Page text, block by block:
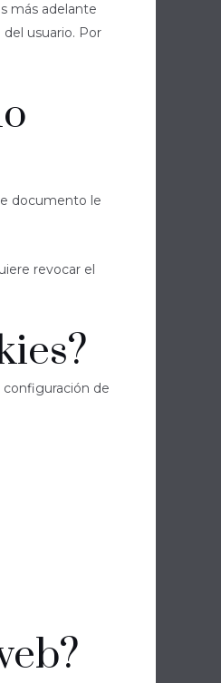
más adelante
usuario. Por
documento le
revocar el
configuración de